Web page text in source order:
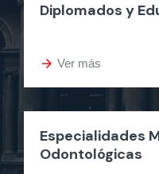
Diplomados y
arrow_forward Ver más
Especialidades
Odontológicas